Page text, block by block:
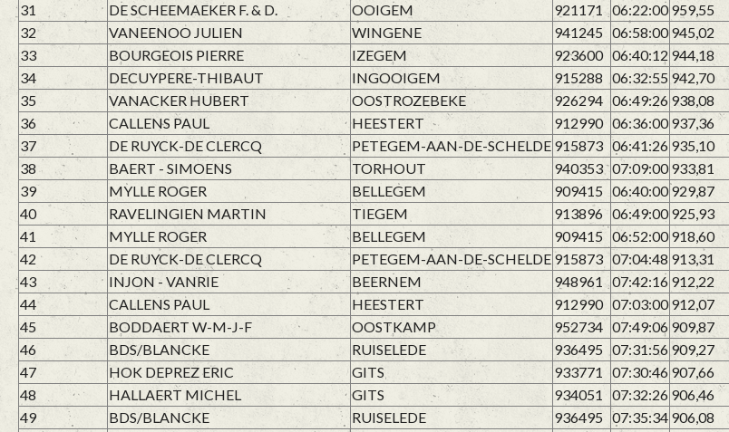
31
DE SCHEEMAEKER F. & D. OOIGEM 921171 06:22:00 959,55
32
VANEENOO JULIEN WINGENE 941245 06:58:00 945,02
33
BOURGEOIS PIERRE IZEGEM 923600 06:40:12 944,18
34
DECUYPERE-THIBAUT INGOOIGEM 915288 06:32:55 942,70
35
VANACKER HUBERT OOSTROZEBEKE 926294 06:49:26 938,08
36
CALLENS PAUL HEESTERT 912990 06:36:00 937,36
37
DE RUYCK-DE CLERCQ PETEGEM-AAN-DE-SCHELDE 915873 06:41:26 935,10
38
BAERT - SIMOENS TORHOUT 940353 07:09:00 933,81
39
MYLLE ROGER BELLEGEM 909415 06:40:00929,87
40
RAVELINGIEN MARTIN TIEGEM 913896 06:49:00 925,93
41
MYLLE ROGER BELLEGEM 909415 06:52:00 918,60
42
DE RUYCK-DE CLERCQ PETEGEM-AAN-DE-SCHELDE 915873 07:04:48 913,31
43
INJON - VANRIE BEERNEM 948961 07:42:16 912,22
44
CALLENS PAUL HEESTERT 912990 07:03:00 912,07
45
BODDAERT W-M-J-F OOSTKAMP 952734 07:49:06 909,87
46
BDS/BLANCKE RUISELEDE 936495 07:31:56 909,27
47
HOK DEPREZ ERIC GITS 933771 07:30:46 907,66
48
HALLAERT MICHEL GITS 934051 07:32:26 906,46
49
BDS/BLANCKE RUISELEDE 936495 07:35:34 906,08